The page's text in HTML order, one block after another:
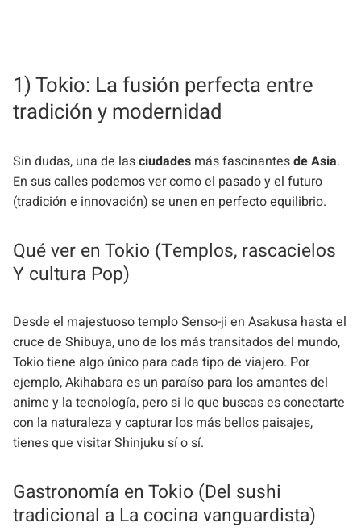
1) Tokio: La fusión perfecta entre
tradición y modernidad
Sin dudas, una de lasciudades más fascinantesde Asia.
En sus calles podemos ver como el pasado y el futuro
(tradición e innovación) se unen en perfecto equilibrio.
Qué ver en Tokio (Templos, rascacielos
Y cultura Pop)
Desde el majestuoso templo Senso-ji en Asakusa hasta el
cruce de Shibuya, uno de los más transitados del mundo,
Tokio tiene algo único para cada tipo de viajero. Por
ejemplo, Akihabara es un paraíso para los amantes del
anime y la tecnología, pero si lo que buscas es conectarte
con la naturaleza y capturar los más bellos paisajes,
tienes que visitar Shinjuku sí o sí.
Gastronomía en Tokio (Del sushi
tradicional a La cocina vanguardista)